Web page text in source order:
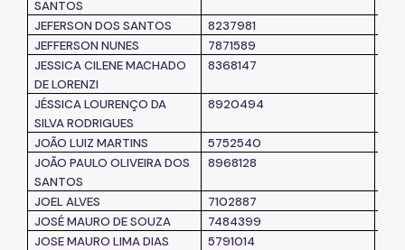
SANTOS
JEFERSON DOS SANTOS 8237981
JEFFERSON NUNES
7871589
JESSICA CILENE MACHADO
DE LORENZI
8368147
JÉSSICA LOURENÇO DA
SILVA RODRIGUES
8920494
JOÃO LUIZ MARTINS 5752540
JOÃO PAULO OLIVEIRA DOS
SANTOS
8968128
JOEL ALVES 7102887
JOSÉ MAURO DE SOUZA
7484399
JOSE MAURO LIMA DIAS
5791014